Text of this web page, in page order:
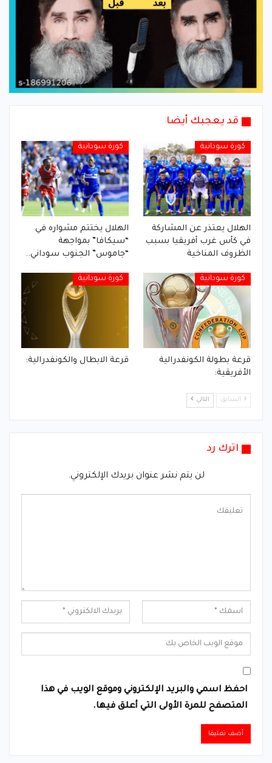
قد يعجبك أيضا
كورة سودانية
الهلال يعتذر عن المشاركة
في كأس غرب أفريقيا بسبب
الظروف المناخية
كورة سودانية
الهلال يختتم مشواره في
“سيكافا” بمواجهة
“جاموس” الجنوب سوداني..
كورة سودانية
قرعة بطولة الكونفدرالية
الأفريقية:
كورة سودانية
قرعة الابطال والكونفدرالية:
السابق التالي
اترك رد
لن يتم نشر عنوان بريدك الإلكتروني.
احفظ اسمي والبريد الإلكتروني وموقع الويب في هذا
المتصفح للمرة الأولى التي أعلق فيها.